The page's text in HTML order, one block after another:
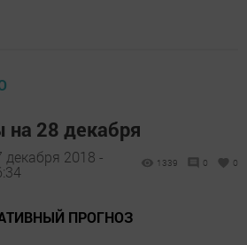
на 28 декабря
декабря 2018 -
1339 0 0
ПРОГНОЗ